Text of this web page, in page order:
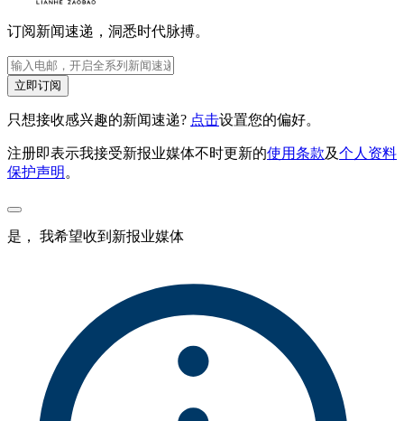
订阅新闻速递，洞悉时代脉搏。
立即订阅
只想接收感兴趣的新闻速递? 点击设置您的偏好。
注册即表示我接受新报业媒体不时更新的使用条款及个人资料
保护声明 。
是， 我希望收到新报业媒体